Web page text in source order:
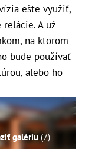
ešte využiť,
A už
na ktorom
bude používať
alebo ho
galériu (7)